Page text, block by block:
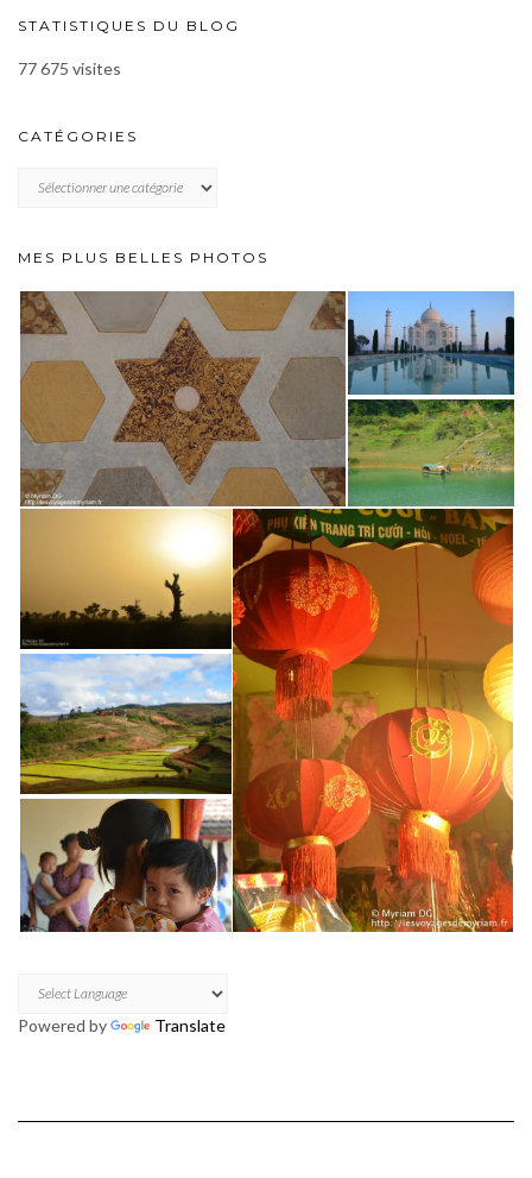
STATISTIQUES DU BLOG
77 675 visites
CATÉGORIES
MES PLUS BELLES PHOTOS
Powered by Translate